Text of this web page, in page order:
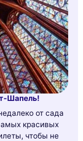
Шапель!
от сада
красивых
чтобы не